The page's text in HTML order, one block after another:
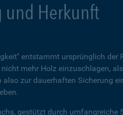
und Herkunft
entstammt ursprünglich der
mehr Holz einzuschlagen,
zur dauerhaften Sicherung
gestützt durch umfangreiche